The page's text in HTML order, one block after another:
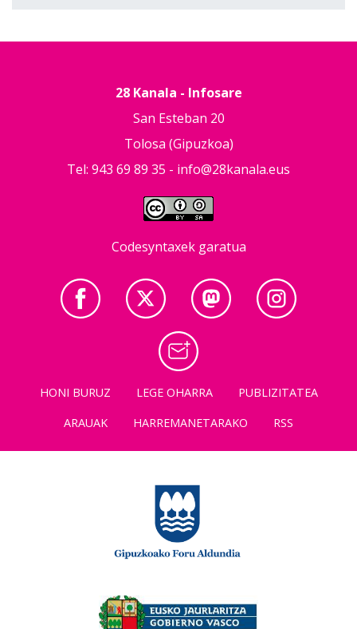
28 Kanala - Infosare
San Esteban 20
Tolosa (Gipuzkoa)
Tel: 943 69 89 35 - info@28kanala.eus
Codesyntaxek garatua
HONI BURUZ LEGE OHARRA
PUBLIZITATEA
ARAUAK
HARREMANETARAKO RSS